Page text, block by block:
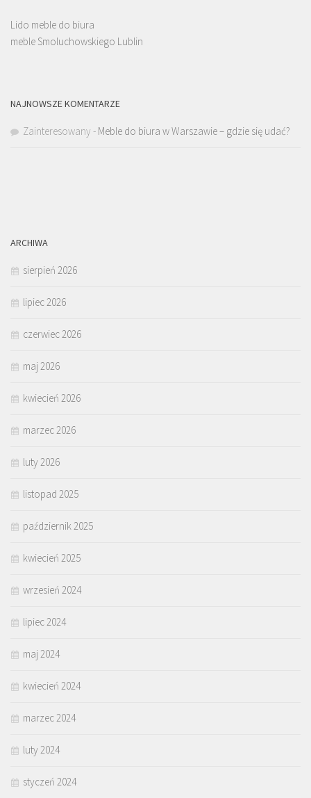
Lido meble do biura
meble Smoluchowskiego Lublin
NAJNOWSZE KOMENTARZE
Zainteresowany - Meble do biura w Warszawie – gdzie się udać?
ARCHIWA
sierpień 2026
lipiec 2026
czerwiec 2026
maj 2026
kwiecień 2026
marzec 2026
luty 2026
listopad 2025
październik 2025
kwiecień 2025
wrzesień 2024
lipiec 2024
maj 2024
kwiecień 2024
marzec 2024
luty 2024
styczeń 2024